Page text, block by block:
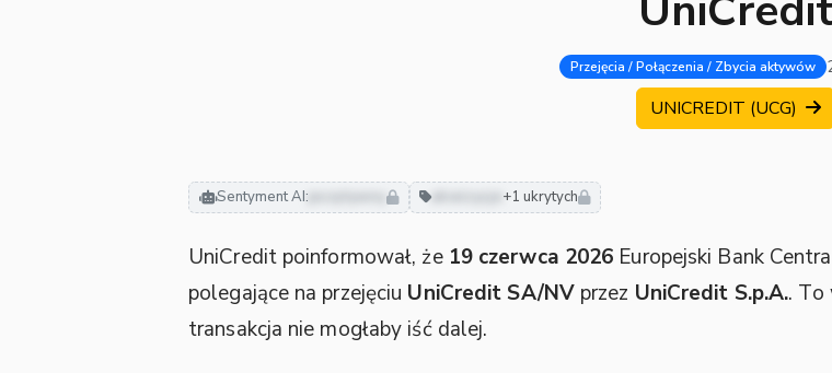
Przejęcia / Połączenia / Zbycia aktywów
UNICREDIT (UCG)
Sentyment AI: pozytywny akwizycje +1 ukrytych
UniCredit poinformował, że 19 czerwca 2026 Europejski Bank
polegające na przejęciu UniCredit SA/NVprzez UniCredit S.p.A.. To
transakcja nie mogłaby iść dalej.